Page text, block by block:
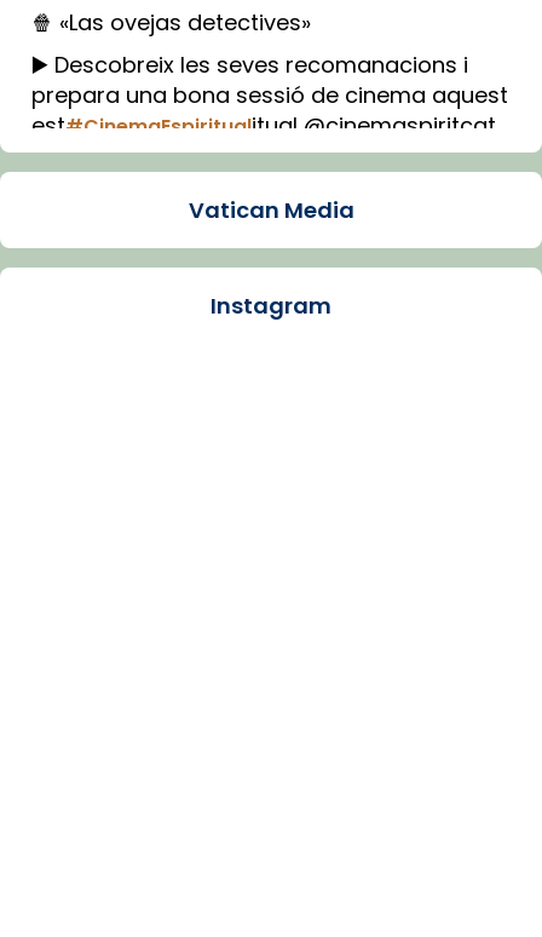
🍿 «Las ovejas detectives»
▶️ Descobreix les seves recomanacions i
prepara una bona sessió de cinema aquest
est#CinemaEspiritualitual @cinemaspiritcat
Imatge: Generada amb IA (OpenAI)
Arquebisbat de Barcelona
Vatican Media
Instagram